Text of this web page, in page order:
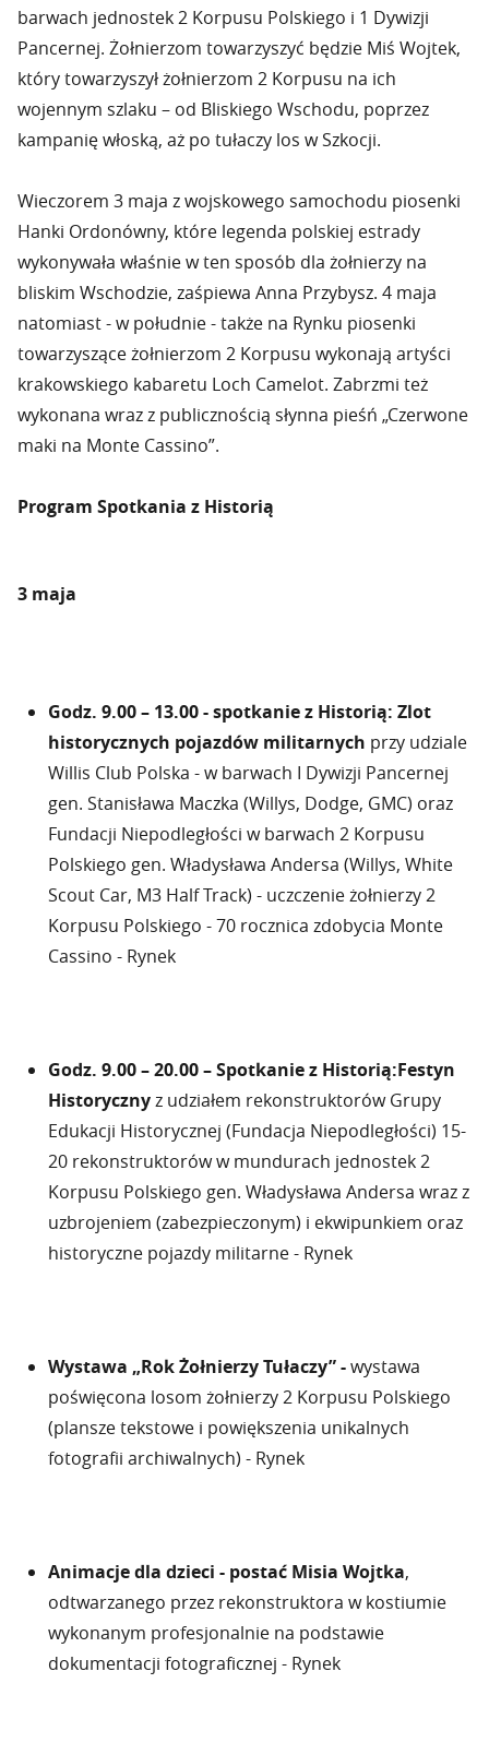
barwach jednostek 2 Korpusu Polskiego i 1 Dywizji
Pancernej. Żołnierzom towarzyszyć będzie Miś Wojtek,
który towarzyszył żołnierzom 2 Korpusu na ich
wojennym szlaku – od Bliskiego Wschodu, poprzez
kampanię włoską, aż po tułaczy los w Szkocji.
Wieczorem 3 maja z wojskowego samochodu piosenki
Hanki Ordonówny, które legenda polskiej estrady
wykonywała właśnie w ten sposób dla żołnierzy na
bliskim Wschodzie, zaśpiewa Anna Przybysz. 4 maja
natomiast - w południe - także na Rynku piosenki
towarzyszące żołnierzom 2 Korpusu wykonają artyści
krakowskiego kabaretu Loch Camelot. Zabrzmi też
wykonana wraz z publicznością słynna pieśń „Czerwone
maki na Monte Cassino”.
Program Spotkania z Historią
3 maja
Godz. 9.00 – 13.00 - spotkanie z Historią: Zlot
historycznych pojazdów militarnych przy udziale
Willis Club Polska - w barwach I Dywizji Pancernej
gen. Stanisława Maczka (Willys, Dodge, GMC) oraz
Fundacji Niepodległości w barwach 2 Korpusu
Polskiego gen. Władysława Andersa (Willys, White
Scout Car, M3 Half Track) - uczczenie żołnierzy 2
Korpusu Polskiego - 70 rocznica zdobycia Monte
Cassino - Rynek
Godz. 9.00 – 20.00 – Spotkanie z Historią:Festyn
Historycznyz udziałem rekonstruktorów Grupy
Edukacji Historycznej (Fundacja Niepodległości) 15-
20 rekonstruktorów w mundurach jednostek 2
Korpusu Polskiego gen. Władysława Andersa wraz z
uzbrojeniem (zabezpieczonym) i ekwipunkiem oraz
historyczne pojazdy militarne - Rynek
Wystawa „Rok Żołnierzy Tułaczy” -wystawa
poświęcona losom żołnierzy 2 Korpusu Polskiego
(plansze tekstowe i powiększenia unikalnych
fotografii archiwalnych) - Rynek
Animacje dla dzieci - postać Misia Wojtka,
odtwarzanego przez rekonstruktora w kostiumie
wykonanym profesjonalnie na podstawie
dokumentacji fotograficznej - Rynek